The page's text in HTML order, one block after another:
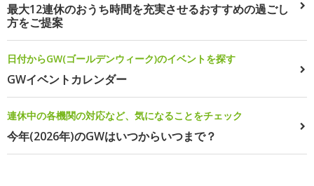
最大12連休のおうち時間を充実させるおすすめの過ごし
方をご提案
日付からGW(ゴールデンウィーク)のイベントを探す
GWイベントカレンダー
連休中の各機関の対応など、気になることをチェック
今年(2026年)のGWはいつからいつまで？